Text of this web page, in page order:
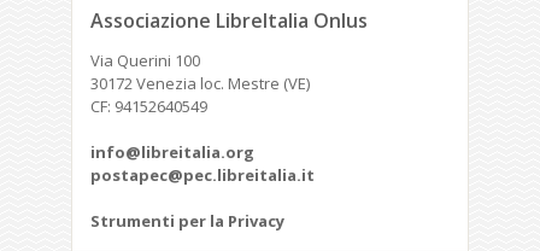
Associazione LibreItalia Onlus
Via Querini 100
30172 Venezia loc. Mestre (VE)
CF: 94152640549
info@libreitalia.org
postapec@pec.libreitalia.it
Strumenti per la Privacy